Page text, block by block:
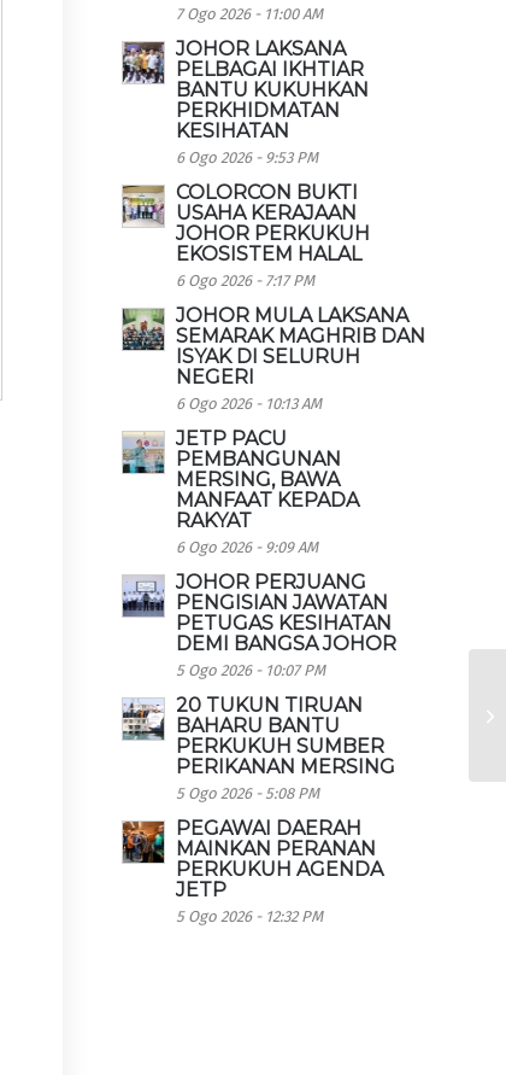
7 Ogo 2026 - 11:00 AM
JOHOR LAKSANA
PELBAGAI IKHTIAR
BANTU KUKUHKAN
PERKHIDMATAN
KESIHATAN
6 Ogo 2026 - 9:53 PM
COLORCON BUKTI
USAHA KERAJAAN
JOHOR PERKUKUH
EKOSISTEM HALAL
6 Ogo 2026 - 7:17 PM
JOHOR MULA LAKSANA
SEMARAK MAGHRIB DAN
ISYAK DI SELURUH
NEGERI
6 Ogo 2026 - 10:13 AM
JETP PACU
PEMBANGUNAN
MERSING, BAWA
MANFAAT KEPADA
RAKYAT
6 Ogo 2026 - 9:09 AM
JOHOR PERJUANG
PENGISIAN JAWATAN
PETUGAS KESIHATAN
DEMI BANGSA JOHOR
5 Ogo 2026 - 10:07 PM
20 TUKUN TIRUAN
BAHARU BANTU
PERKUKUH SUMBER
PERIKANAN MERSING
5 Ogo 2026 - 5:08 PM
PEGAWAI DAERAH
MAINKAN PERANAN
PERKUKUH AGENDA
JETP
5 Ogo 2026 - 12:32 PM